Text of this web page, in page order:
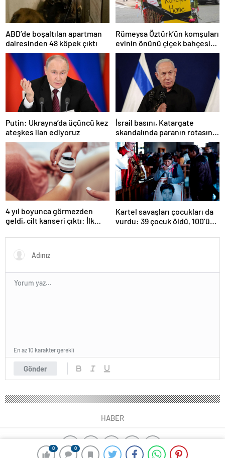
0 0
ABD’de boşaltılan apartman
dairesinden 48 köpek çıktı
Rümeysa Öztürk’ün komşuları
evinin önünü çiçek bahçesine
çevirdi
Putin: Ukrayna’da üçüncü kez
ateşkes ilan ediyoruz
İsrail basını, Katargate
skandalında paranın rotasını
paylaştı
4 yıl boyunca görmezden
geldi, cilt kanseri çıktı: İlk
Kartel savaşları çocukları da
vurdu: 39 çocuk öldü, 100’ü
Gönder
En az 10 karakter gerekli
HABER